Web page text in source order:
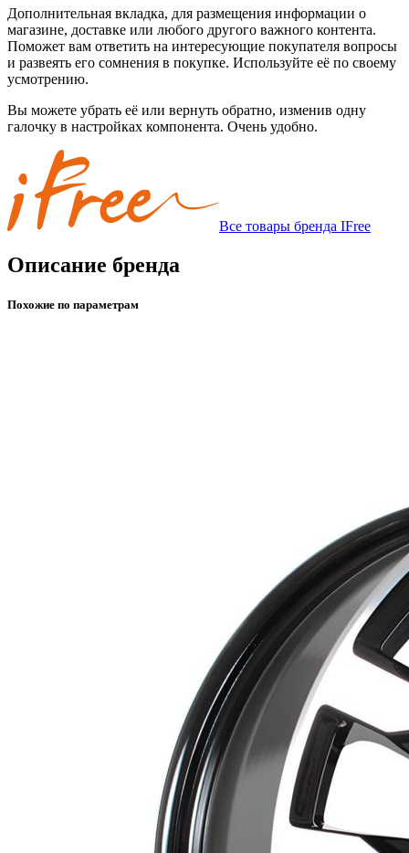
Дополнительная вкладка, для размещения информации о
магазине, доставке или любого другого важного контента.
Поможет вам ответить на интересующие покупателя вопросы
и развеять его сомнения в покупке. Используйте её по своему
усмотрению.
Вы можете убрать её или вернуть обратно, изменив одну
галочку в настройках компонента. Очень удобно.
Все товары бренда IFree
Описание бренда
Похожие по параметрам